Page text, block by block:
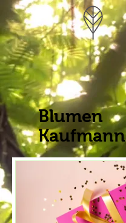
Blumen
Kaufmann